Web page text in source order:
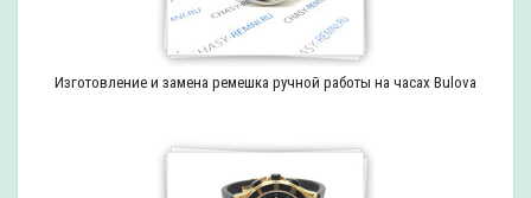
Изготовление и замена ремешка ручной работы на часах Bulova